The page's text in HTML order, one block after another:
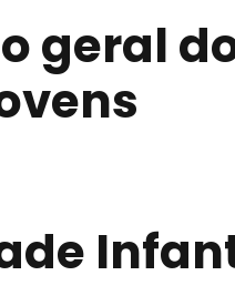
geral